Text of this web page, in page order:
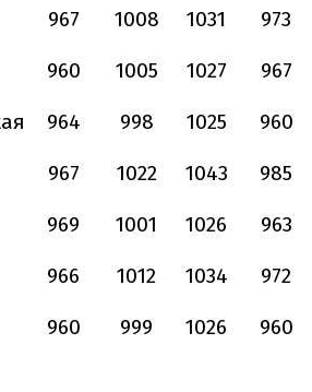
967 1008 1031 973
960 1005 1027 967
964 998 1025 960
967 1022 1043 985
969 1001 1026 963
966 1012 1034 972
960 999 1026 960